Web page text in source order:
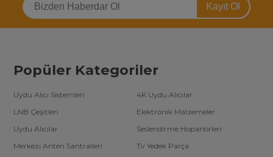
Kayıt Ol
Popüler Kategoriler
Uydu Alıcı Sistemleri
4K Uydu Alıcılar
LNB Çeşitleri
Elektronik Malzemeler
Uydu Alıcılar
Seslendirme Hoparlörleri
Merkezi Anten Santralleri
Tv Yedek Parça